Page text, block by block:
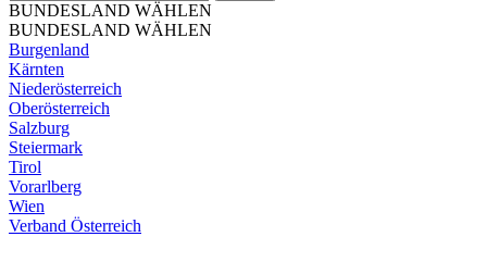
BUNDESLAND WÄHLEN
BUNDESLAND WÄHLEN
Burgenland
Kärnten
Niederösterreich
Oberösterreich
Salzburg
Steiermark
Tirol
Vorarlberg
Wien
Verband Österreich